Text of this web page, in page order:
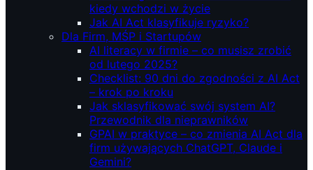
kiedy wchodzi w życie
Jak AI Act klasyfikuje ryzyko?
Dla Firm, MŚP i Startupów
AI literacy w firmie – co musisz zrobić
od lutego 2025?
Checklist: 90 dni do zgodności z AI Act
– krok po kroku
Jak sklasyfikować swój system AI?
Przewodnik dla nieprawników
GPAI w praktyce – co zmienia AI Act dla
firm używających ChatGPT, Claude i
Gemini?